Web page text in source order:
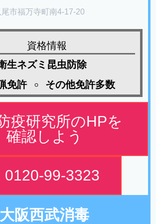
市福万寺町南4-17-20
資格情報
生ネズミ昆虫防除
免許
その他免許多数
疫研究所のHPを
確認しよう
0120-99-3323
大阪西武消毒